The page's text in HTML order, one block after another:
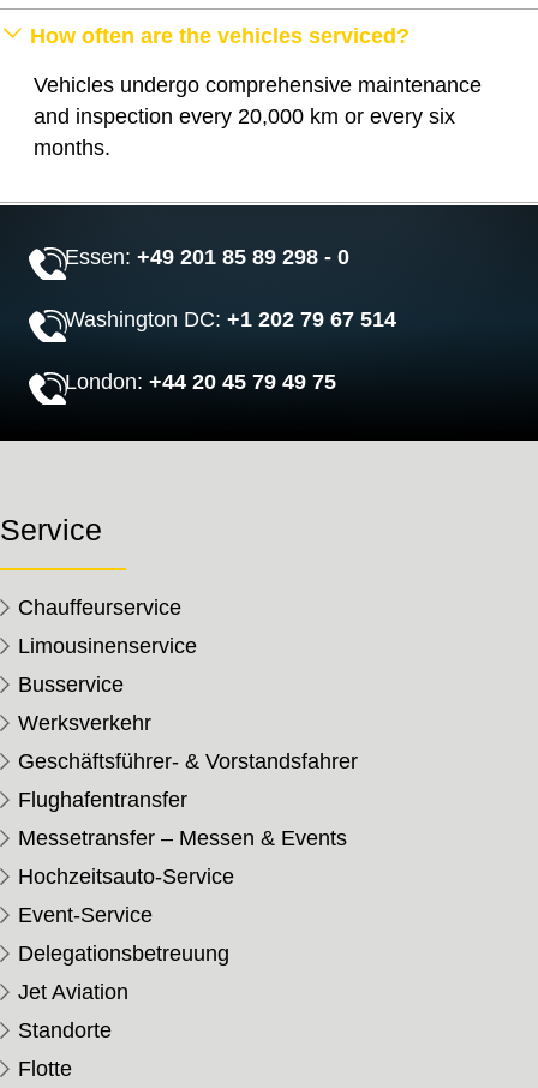
How often are the vehicles serviced?
Vehicles undergo comprehensive maintenance
and inspection every 20,000 km or every six
months.
Essen:+49 201 85 89 298 - 0
Washington DC:+1 202 79 67 514
London:+44 20 45 79 49 75
Service
Chauffeurservice
Limousinenservice
Busservice
Werksverkehr
Geschäftsführer- & Vorstandsfahrer
Flughafentransfer
Messetransfer – Messen & Events
Hochzeitsauto-Service
Event-Service
Delegationsbetreuung
Jet Aviation
Standorte
Flotte